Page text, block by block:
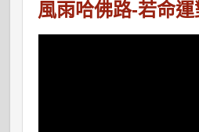
風雨哈佛路-若命